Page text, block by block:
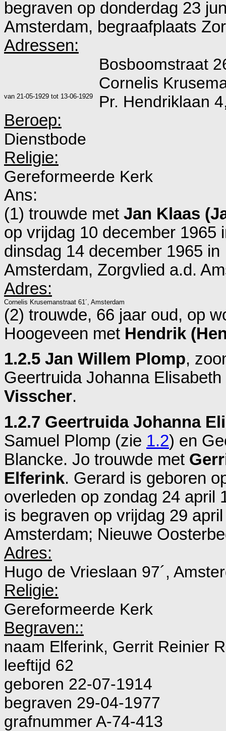
begraven op donderdag 23
Amsterdam, begraafplaats
Adressen:
Bosboomstraat
Cornelis
van 21-05-1929 tot 13-06-1929
Pr. Hendriklaan
Beroep:
Dienstbode
Religie:
Gereformeerde Kerk
Ans:
(1) trouwde met Jan Klaas
op vrijdag 10 december 1965
dinsdag 14 december 1965 in
Amsterdam, Zorgvlied a.d.
Adres:
Cornelis Krusemanstraat 61´, Amsterdam
(2) trouwde, 66 jaar oud, op
Hoogeveen met Hendrik
1.2.5 Jan Willem Plomp,
Geertruida Johanna
Visscher.
1.2.7 Geertruida Johanna
Samuel Plomp (zie 1.2) en
Blancke. Jo trouwde met
Elferink. Gerard is geboren
overleden op zondag 24 april
is begraven op vrijdag 29
Amsterdam; Nieuwe
Adres:
Hugo de Vrieslaan 97´,
Religie:
Gereformeerde Kerk
Begraven::
naam Elferink, Gerrit Reinier
leeftijd 62
geboren 22-07-1914
begraven 29-04-1977
grafnummer A-74-413